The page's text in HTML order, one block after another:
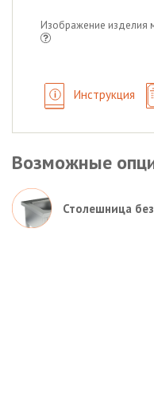
Изображение изделия
Инструкция
Возможные
Столешница